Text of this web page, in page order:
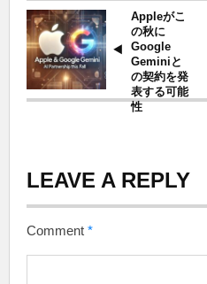
Appleがこ
の秋に
Google
Geminiと
の契約を発
表する可能
性
LEAVE A REPLY
Comment *